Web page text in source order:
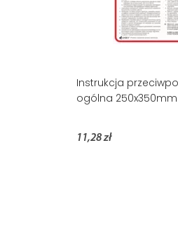
Instrukcja
ogólna 250x350mm
11,28 zł